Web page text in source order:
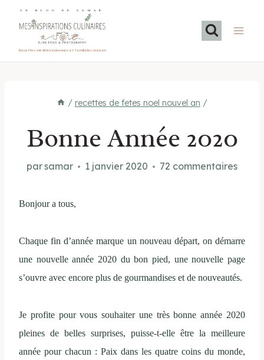
LE BLOG DE SAMAR
Recettes méditerranéennes et familiales maison
/ recettes de fetes noel nouvel an /
Bonne Année 2020
parsamar 1 janvier 2020 72 commentaires
Bonjour a tous,
Chaque fin d’année marque un nouveau départ, on démarre
une nouvelle année 2020 du bon pied, une nouvelle page
s’ouvre avec encore plus de gourmandises et de nouveautés.
Je profite pour vous souhaiter une très bonne année 2020
pleines de belles surprises, puisse-t-elle être la meilleure
année pour chacun : Paix dans les quatre coins du monde,